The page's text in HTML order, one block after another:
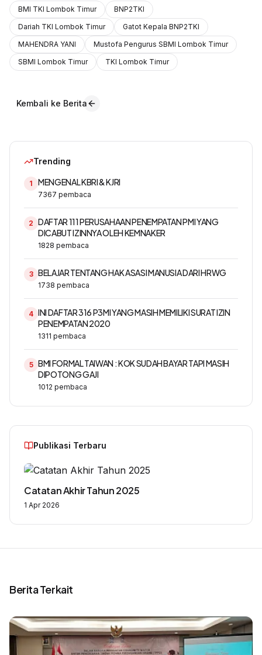
BMI TKI Lombok Timur
BNP2TKI
Dariah TKI Lombok Timur
Gatot Kepala BNP2TKI
MAHENDRA YANI
Mustofa Pengurus SBMI Lombok Timur
SBMI Lombok Timur
TKI Lombok Timur
Kembali ke Berita
Trending
1 MENGENAL KBRI & KJRI
7367 pembaca
2 DAFTAR 111 PERUSAHAAN PENEMPATAN PMI YANG
DICABUT IZINNYA OLEH KEMNAKER
1828 pembaca
3 BELAJAR TENTANG HAK ASASI MANUSIA DARI HRWG
1738 pembaca
4 INI DAFTAR 316 P3MI YANG MASIH MEMILIKI SURAT IZIN
PENEMPATAN 2020
1311 pembaca
5 BMI FORMAL TAIWAN : KOK SUDAH BAYAR TAPI MASIH
DIPOTONG GAJI
1012 pembaca
Publikasi Terbaru
Catatan Akhir Tahun 2025
1 Apr 2026
Berita Terkait